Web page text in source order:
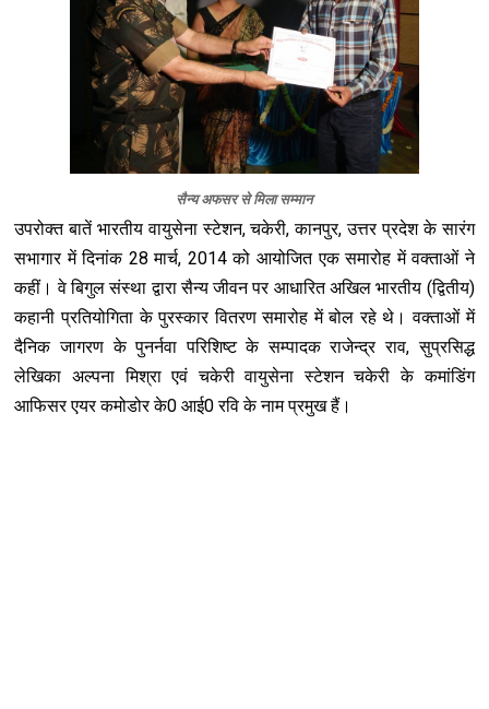
सैन्य अफसर से मिला सम्मान
उपरोक्त बातें भारतीय वायुसेना स्टेशन, चकेरी, कानपुर, उत्तर प्रदेश के सारंग
सभागार में दिनांक 28 मार्च, 2014 को आयोजित एक समारोह में वक्ताओं ने
कहीं। वे बिगुल संस्था द्वारा सैन्य जीवन पर आधारित अखिल भारतीय (द्वितीय)
कहानी प्रतियोगिता के पुरस्कार वितरण समारोह में बोल रहे थे। वक्ताओं में
दैनिक जागरण के पुनर्नवा परिशिष्ट के सम्पादक राजेन्द्र राव, सुप्रसिद्ध
लेखिका अल्पना मिश्रा एवं चकेरी वायुसेना स्टेशन चकेरी के कमांडिंग
आफिसर एयर कमोडोर के0 आई0 रवि के नाम प्रमुख हैं।